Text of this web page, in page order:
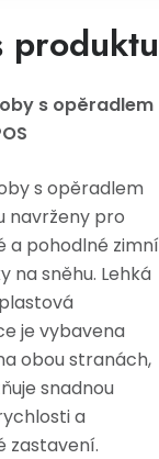
produktu
s opěradlem
s opěradlem
navrženy pro
a pohodlné zimní
na sněhu. Lehká
je vybavena
obou stranách,
snadnou
a
zastavení.